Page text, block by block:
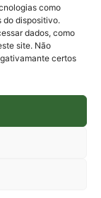
como
do dispositivo.
dados, como
site. Não
certos
Contas
4831
5° andar